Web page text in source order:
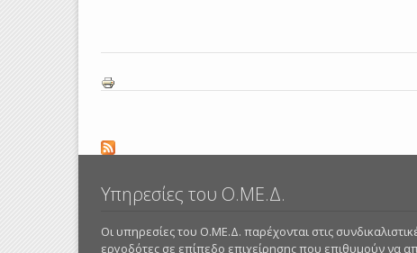
Υπηρεσίες του Ο.ΜΕ.Δ.
Οι υπηρεσίες του Ο.ΜΕ.Δ. παρέχονται στις
εργοδότες σε επίπεδο επιχείρησης που επιθυμούν να